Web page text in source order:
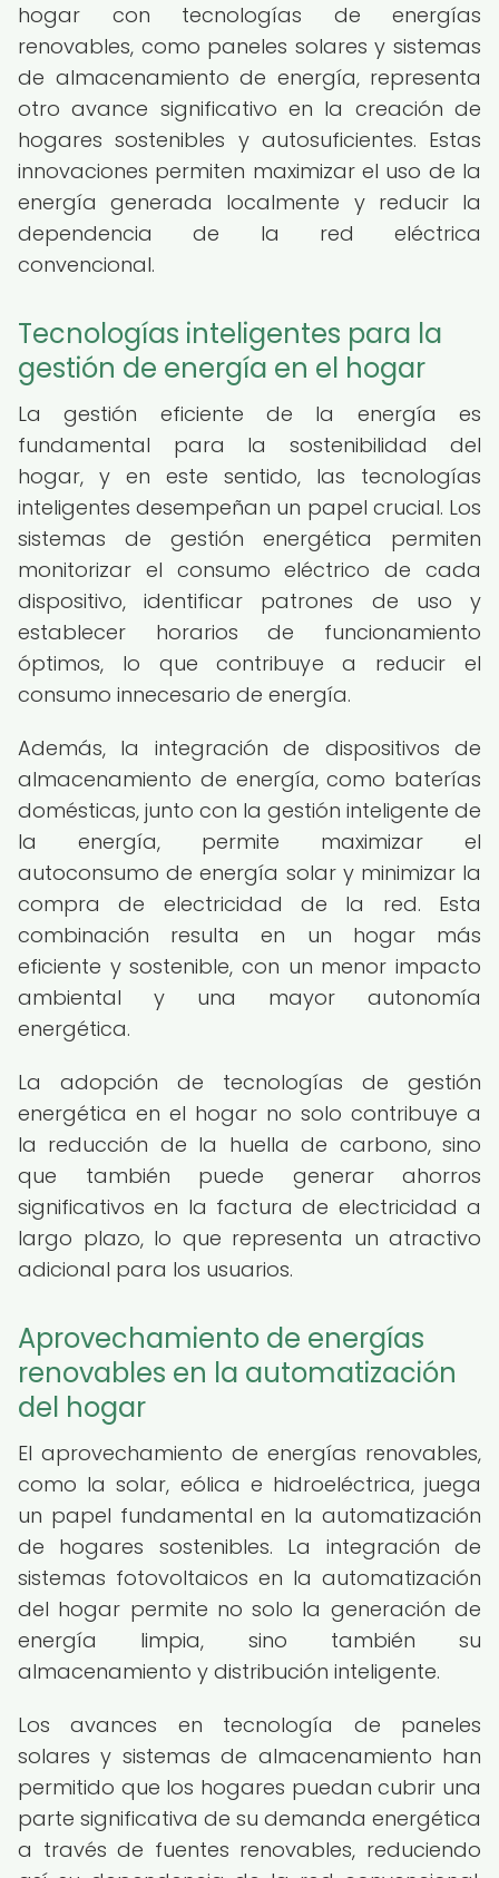
hogar con tecnologías de energías
renovables, como paneles solares y sistemas
de almacenamiento de energía, representa
otro avance significativo en la creación de
hogares sostenibles y autosuficientes. Estas
innovaciones permiten maximizar el uso de la
energía generada localmente y reducir la
dependencia de la red eléctrica
convencional.
Tecnologías inteligentes para la
gestión de energía en el hogar
La gestión eficiente de la energía es
fundamental para la sostenibilidad del
hogar, y en este sentido, las tecnologías
inteligentes desempeñan un papel crucial. Los
sistemas de gestión energética permiten
monitorizar el consumo eléctrico de cada
dispositivo, identificar patrones de uso y
establecer horarios de funcionamiento
óptimos, lo que contribuye a reducir el
consumo innecesario de energía.
Además, la integración de dispositivos de
almacenamiento de energía, como baterías
domésticas, junto con la gestión inteligente de
la energía, permite maximizar el
autoconsumo de energía solar y minimizar la
compra de electricidad de la red. Esta
combinación resulta en un hogar más
eficiente y sostenible, con un menor impacto
ambiental y una mayor autonomía
energética.
La adopción de tecnologías de gestión
energética en el hogar no solo contribuye a
la reducción de la huella de carbono, sino
que también puede generar ahorros
significativos en la factura de electricidad a
largo plazo, lo que representa un atractivo
adicional para los usuarios.
Aprovechamiento de energías
renovables en la automatización
del hogar
El aprovechamiento de energías renovables,
como la solar, eólica e hidroeléctrica, juega
un papel fundamental en la automatización
de hogares sostenibles. La integración de
sistemas fotovoltaicos en la automatización
del hogar permite no solo la generación de
energía limpia, sino también su
almacenamiento y distribución inteligente.
Los avances en tecnología de paneles
solares y sistemas de almacenamiento han
permitido que los hogares puedan cubrir una
parte significativa de su demanda energética
a través de fuentes renovables, reduciendo